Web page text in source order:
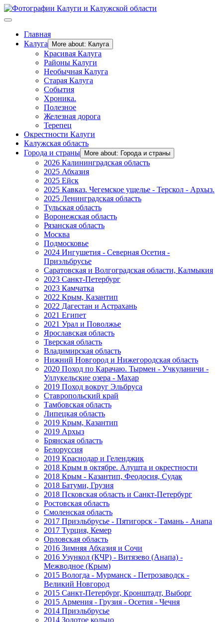
Главная
Калуга
More about: Калуга
Красивая Калуга
Районы Калуги
Необычная Калуга
Старая Калуга
События
Хроника.
Полезное
Железная дорога
Терепец
Окрестности Калуги
Калужская область
Города и страны
More about: Города и страны
2026 Калининградская область
2025 Абхазия
2025 Ейск
2025 Кавказ. Чегемское ущелье - Терскол - Архыз.
2025 Ленинградская область
Тульская область
Воронежская область
Рязанская область
Москва
Подмосковье
2024 Ингушетия - Северная Осетия -
Приэльбрусье
Саратовская и Волгоградская области, Калмыкия
2023 Санкт-Петербург
2023 Камчатка
2022 Крым, Казантип
2022 Дагестан и Астрахань
2021 Египет
2021 Урал и Поволжье
Ярославская область
Тверская область
Владимирская область
Нижний Новгород и Нижегородская область
2020 Поход по Карачаю. Тырмен - Учкуланичи -
Уллукельские озера - Махар
2019 Поход вокруг Эльбруса
Ставропольский край
Тамбовская область
Липецкая область
2019 Крым, Казантип
2019 Архыз
Брянская область
Белоруссия
2019 Краснодар и Геленджик
2018 Крым в октябре. Алушта и окрестности
2018 Крым - Казантип, Феодосия, Судак
2018 Батуми, Грузия
2018 Псковская область и Санкт-Петербург
Ростовская область
Смоленская область
2017 Приэльбрусье - Пятигорск - Тамань - Анапа
2017 Турция, Кемер
Орловская область
2016 Зимняя Абхазия и Сочи
2016 Узункол (КЧР) - Витязево (Анапа) -
Межводное (Крым)
2015 Вологда - Мурманск - Петрозаводск -
Великий Новгород
2015 Санкт-Петербург, Кронштадт, Выборг
2015 Армения - Грузия - Осетия - Чечня
2014 Приэльбрусье
2014 Золотое кольцо